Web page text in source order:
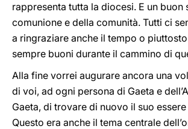
rappresenta tutta la diocesi. E un buon
comunione e della comunità. Tutti ci
a ringraziare anche il tempo o
sempre buoni durante il cammino di
Alla fine vorrei augurare ancora una
di voi, ad ogni persona di Gaeta e
Gaeta, di trovare di nuovo il suo
Questo era anche il tema centrale